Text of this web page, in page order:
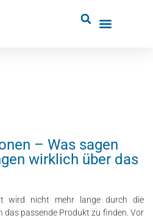
– Was sagen
wirklich über das
wird nicht mehr lange durch die
das passende Produkt zu finden. Vor